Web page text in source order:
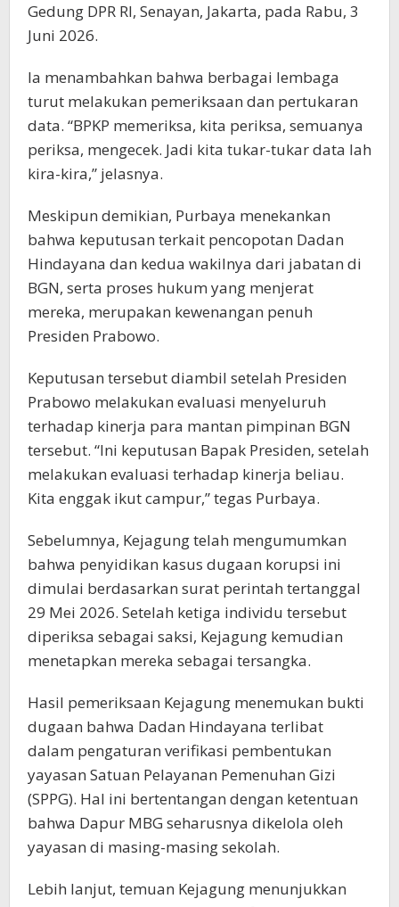
Gedung DPR RI, Senayan, Jakarta, pada Rabu, 3
Juni 2026.
Ia menambahkan bahwa berbagai lembaga
turut melakukan pemeriksaan dan pertukaran
data. “BPKP memeriksa, kita periksa, semuanya
periksa, mengecek. Jadi kita tukar-tukar data lah
kira-kira,” jelasnya.
Meskipun demikian, Purbaya menekankan
bahwa keputusan terkait pencopotan Dadan
Hindayana dan kedua wakilnya dari jabatan di
BGN, serta proses hukum yang menjerat
mereka, merupakan kewenangan penuh
Presiden Prabowo.
Keputusan tersebut diambil setelah Presiden
Prabowo melakukan evaluasi menyeluruh
terhadap kinerja para mantan pimpinan BGN
tersebut. “Ini keputusan Bapak Presiden, setelah
melakukan evaluasi terhadap kinerja beliau.
Kita enggak ikut campur,” tegas Purbaya.
Sebelumnya, Kejagung telah mengumumkan
bahwa penyidikan kasus dugaan korupsi ini
dimulai berdasarkan surat perintah tertanggal
29 Mei 2026. Setelah ketiga individu tersebut
diperiksa sebagai saksi, Kejagung kemudian
menetapkan mereka sebagai tersangka.
Hasil pemeriksaan Kejagung menemukan bukti
dugaan bahwa Dadan Hindayana terlibat
dalam pengaturan verifikasi pembentukan
yayasan Satuan Pelayanan Pemenuhan Gizi
(SPPG). Hal ini bertentangan dengan ketentuan
bahwa Dapur MBG seharusnya dikelola oleh
yayasan di masing-masing sekolah.
Lebih lanjut, temuan Kejagung menunjukkan